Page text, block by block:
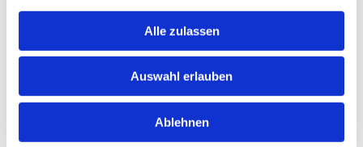
Alle zulassen
Auswahl erlauben
Ablehnen
Reifenmontage PKW, Kleintransporter
Reifenreparatur
Runflat-Reifenservice